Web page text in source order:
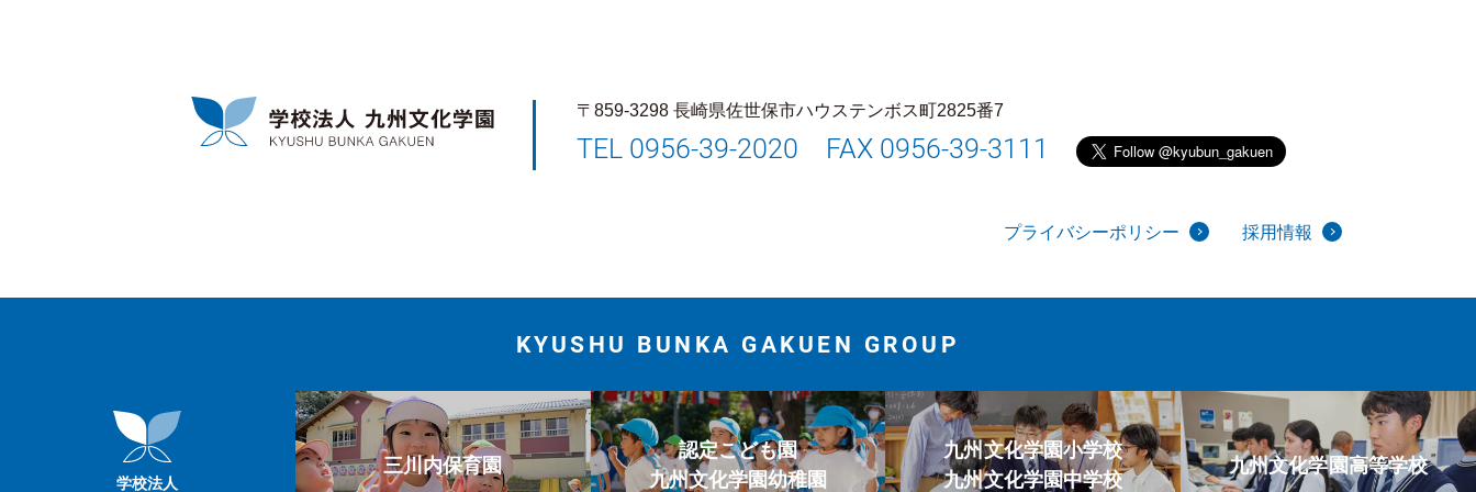
〒859-3298 長崎県佐世保市ハウステンボス町2825番7
TEL 0956-39-2020 FAX 0956-39-3111
プライバシーポリシー 採用情報
KYUSHU BUNKA GAKUEN GROUP
学校法人
三川内保育園
認定こども園
九州文化学園幼稚園
九州文化学園小学校
九州文化学園中学校
九州文化学園高等学校